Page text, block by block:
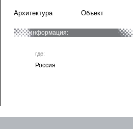
Архитектура Объект
информация:
где:
Россия